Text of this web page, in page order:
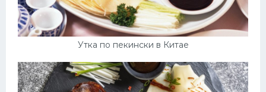
Утка по пекински в Китае